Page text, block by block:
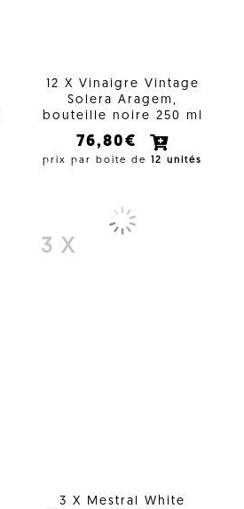
12 X Vinaigre Vintage
Solera Aragem,
bouteille noire 250 ml
76,80€
prix par boîte de12 unités
3 X
3 X Mestral White